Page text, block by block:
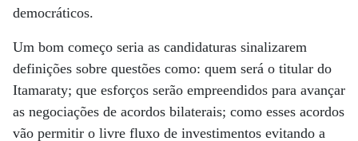
democráticos.
Um bom começo seria as candidaturas sinalizarem
definições sobre questões como: quem será o titular do
Itamaraty; que esforços serão empreendidos para avançar
as negociações de acordos bilaterais; como esses acordos
vão permitir o livre fluxo de investimentos evitando a